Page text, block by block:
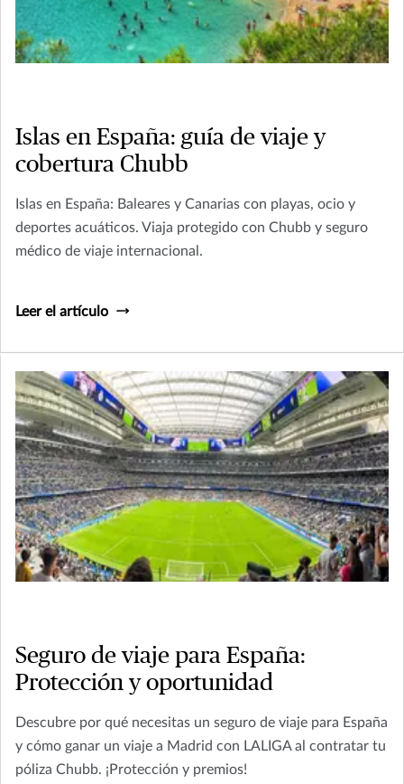
Islas en España: guía de viaje y
cobertura Chubb
Islas en España: Baleares y Canarias con playas, ocio y
deportes acuáticos. Viaja protegido con Chubb y seguro
médico de viaje internacional.
Leer el artículo
Seguro de viaje para España:
Protección y oportunidad
Descubre por qué necesitas un seguro de viaje para España
y cómo ganar un viaje a Madrid con LALIGA al contratar tu
póliza Chubb. ¡Protección y premios!